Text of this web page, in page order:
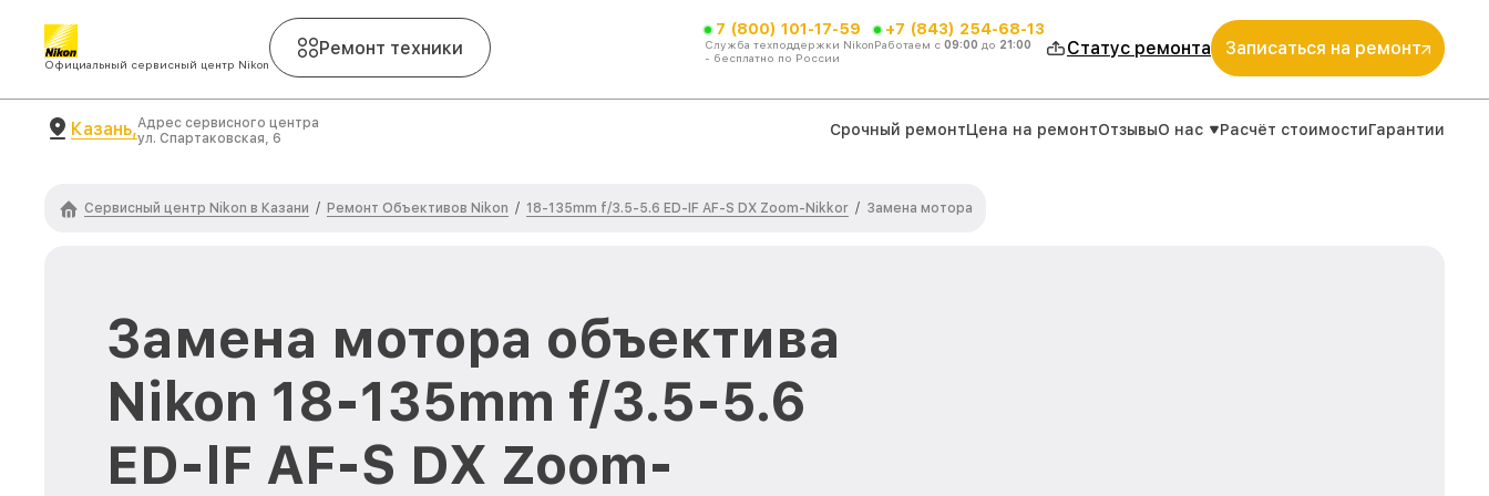
Официальный сервисный центр Nikon
Ремонт техники
7 (800) 101-17-59
Служба техподдержки Nikon
- бесплатно по России
+7 (843) 254-68-13
Работаем с 09:00 до 21:00 Статус ремонта Записаться на ремонт
Казань,Адрес сервисного центра
ул. Спартаковская, 6
Срочный ремонтЦена на ремонтОтзывыО нас Расчёт стоимостиГарантии
Сервисный центр Nikon в Казани / Ремонт Объективов Nikon / 18-135mm f/3.5-5.6 ED-IF AF-S DX Zoom-Nikkor / Замена мотора
Замена мотора объектива
Nikon 18-135mm f/3.5-5.6
ED-IF AF-S DX Zoom-